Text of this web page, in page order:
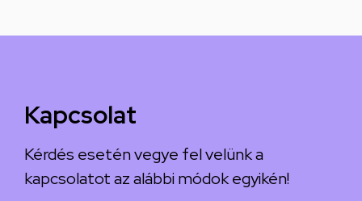
Kapcsolat
Kérdés esetén vegye fel velünk a
kapcsolatot az alábbi módok egyikén!